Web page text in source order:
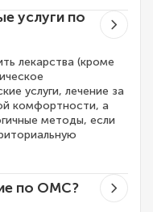
услуги по
лекарства (кроме
услуги, лечение за
комфортности, а
методы, если
по ОМС?